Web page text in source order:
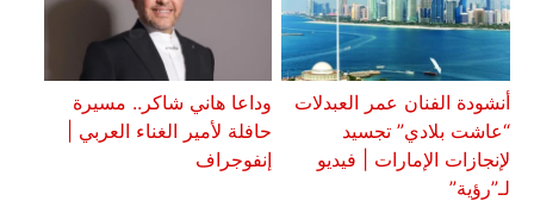
أنشودة الفنان عمر العبدلات
“عاشت بلادي” تجسيد
لإنجازات الإمارات | فيديو
لـ”رؤية”
وداعا هاني شاكر.. مسيرة
حافلة لأمير الغناء العربي |
إنفوجراف